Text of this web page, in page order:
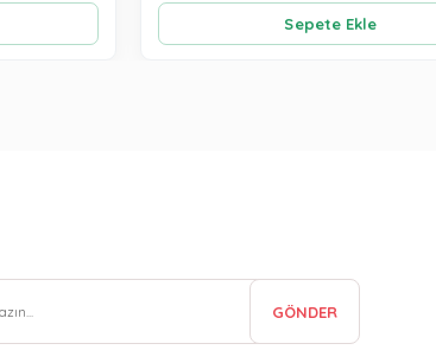
Sepete Ekle
GÖNDER